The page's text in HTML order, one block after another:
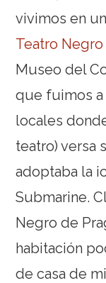
vivimos en
Teatro Negro
Museo del
que fuimos a
locales
teatro) versa
adoptaba la
Submarine.
Negro de
habitación
de casa de